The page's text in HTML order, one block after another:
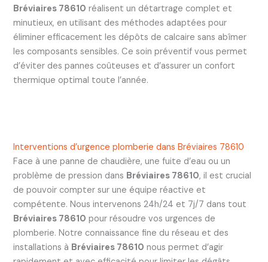
Bréviaires 78610 réalisent un détartrage complet et
minutieux, en utilisant des méthodes adaptées pour
éliminer efficacement les dépôts de calcaire sans abîmer
les composants sensibles. Ce soin préventif vous permet
d’éviter des pannes coûteuses et d’assurer un confort
thermique optimal toute l’année.
Interventions d’urgence plomberie dans Bréviaires 78610
Face à une panne de chaudière, une fuite d’eau ou un
problème de pression dans Bréviaires 78610, il est crucial
de pouvoir compter sur une équipe réactive et
compétente. Nous intervenons 24h/24 et 7j/7 dans tout
Bréviaires 78610 pour résoudre vos urgences de
plomberie. Notre connaissance fine du réseau et des
installations à Bréviaires 78610 nous permet d’agir